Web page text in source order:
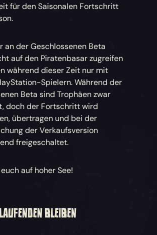
für den Saisonalen Fortschritt
an der Geschlossenen Beta
auf den Piratenbasar zugreifen
während dieser Zeit nur mit
Spielern. Während der
Beta sind Trophäen zwar
doch der Fortschritt wird
übertragen und bei der
der Verkaufsversion
freigeschaltet.
auf hoher See!
BLEIBEN